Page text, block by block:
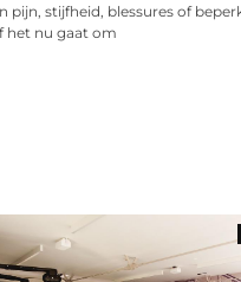
pijn, stijfheid, blessures of
het nu gaat om